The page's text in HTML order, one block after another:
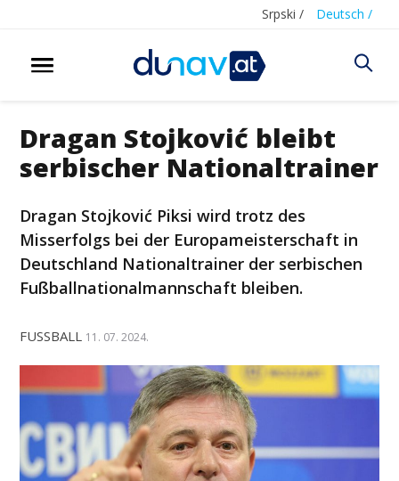
Srpski / Deutsch /
Dragan Stojković bleibt
serbischer Nationaltrainer
Dragan Stojković Piksi wird trotz des
Misserfolgs bei der Europameisterschaft in
Deutschland Nationaltrainer der serbischen
Fußballnationalmannschaft bleiben.
FUSSBALL 11. 07. 2024.